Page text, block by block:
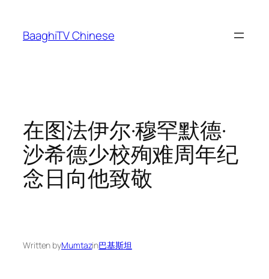
content
BaaghiTV Chinese
在图法伊尔·穆罕默德·
沙希德少校殉难周年纪
念日向他致敬
Written byMumtazin巴基斯坦